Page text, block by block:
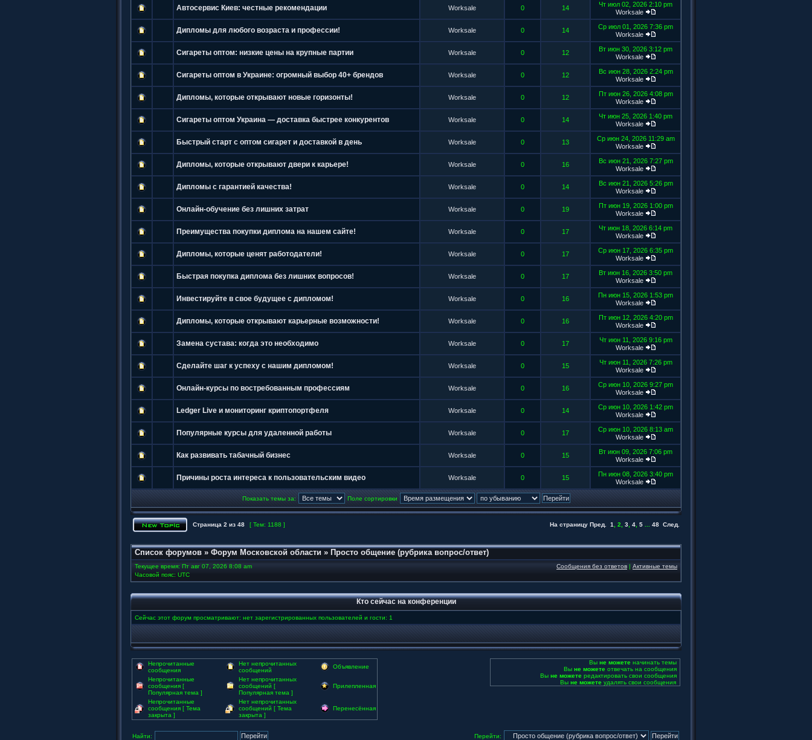
Автосервис Киев: честные рекомендации Worksale 0 14
Чт июл 02, 2026 2:10 pm
Worksale
Дипломы для любого возраста и профессии! Worksale 0 14
Ср июл 01, 2026 7:36 pm
Worksale
Сигареты оптом: низкие цены на крупные партии Worksale 0 12
Вт июн 30, 2026 3:12 pm
Worksale
Сигареты оптом в Украине: огромный выбор 40+ брендов Worksale 0 12
Вс июн 28, 2026 2:24 pm
Worksale
Дипломы, которые открывают новые горизонты! Worksale 0 12
Пт июн 26, 2026 4:08 pm
Worksale
Сигареты оптом Украина — доставка быстрее конкурентов Worksale 0 14
Чт июн 25, 2026 1:40 pm
Worksale
Быстрый старт с оптом сигарет и доставкой в день Worksale 0 13
Ср июн 24, 2026 11:29 am
Worksale
Дипломы, которые открывают двери к карьере! Worksale 0 16
Вс июн 21, 2026 7:27 pm
Worksale
Дипломы с гарантией качества! Worksale 0 14
Вс июн 21, 2026 5:26 pm
Worksale
Онлайн-обучение без лишних затрат Worksale 0 19
Пт июн 19, 2026 1:00 pm
Worksale
Преимущества покупки диплома на нашем сайте! Worksale 0 17
Чт июн 18, 2026 6:14 pm
Worksale
Дипломы, которые ценят работодатели! Worksale 0 17
Ср июн 17, 2026 6:35 pm
Worksale
Быстрая покупка диплома без лишних вопросов! Worksale 0 17
Вт июн 16, 2026 3:50 pm
Worksale
Инвестируйте в свое будущее с дипломом! Worksale 0 16
Пн июн 15, 2026 1:53 pm
Worksale
Дипломы, которые открывают карьерные возможности! Worksale 0 16
Пт июн 12, 2026 4:20 pm
Worksale
Замена сустава: когда это необходимо Worksale 0 17
Чт июн 11, 2026 9:16 pm
Worksale
Сделайте шаг к успеху с нашим дипломом! Worksale 0 15
Чт июн 11, 2026 7:26 pm
Worksale
Онлайн-курсы по востребованным профессиям Worksale 0 16
Ср июн 10, 2026 9:27 pm
Worksale
Ledger Live и мониторинг криптопортфеля Worksale 0 14
Ср июн 10, 2026 1:42 pm
Worksale
Популярные курсы для удаленной работы Worksale 0 17
Ср июн 10, 2026 8:13 am
Worksale
Как развивать табачный бизнес Worksale 0 15
Вт июн 09, 2026 7:06 pm
Worksale
Причины роста интереса к пользовательским видео Worksale 0 15
Пн июн 08, 2026 3:40 pm
Worksale
Показать темы за: Поле сортировки
Страница 2 из 48 [ Тем: 1188 ] На страницу Пред. 1 2 3 4 5 48 След.
Список форумов » Форум Московской области » Просто общение (рубрика вопрос/ответ)
Текущее время: Пт авг 07, 2026 8:08 am
Часовой пояс: UTC
Сообщения без ответов | Активные темы
Кто сейчас на конференции
Сейчас этот форум просматривают: нет зарегистрированных пользователей и гости: 1
Непрочитанные
сообщения
Нет непрочитанных
сообщений
Объявление
Непрочитанные
сообщения [
Популярная тема ]
Нет непрочитанных
сообщений [
Популярная тема ]
Прилепленная
Непрочитанные
сообщения [ Тема
закрыта ]
Нет непрочитанных
сообщений [ Тема
закрыта ]
Перенесённая
Вы не можете начинать темы
Вы не можете отвечать на сообщения
Вы не можете редактировать свои сообщения
Вы не можете удалять свои сообщения
Найти: Перейти: